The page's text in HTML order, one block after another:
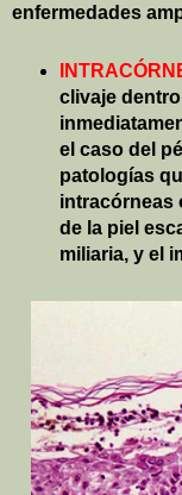
enfermedades
clivaje
el caso del
patologías
intracórneas
de la piel
miliaria, y el